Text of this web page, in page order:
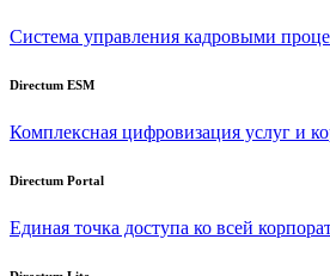
Система управления кадровыми
Directum ESM
Комплексная цифровизация услуг и
Directum Portal
Единая точка доступа ко всей